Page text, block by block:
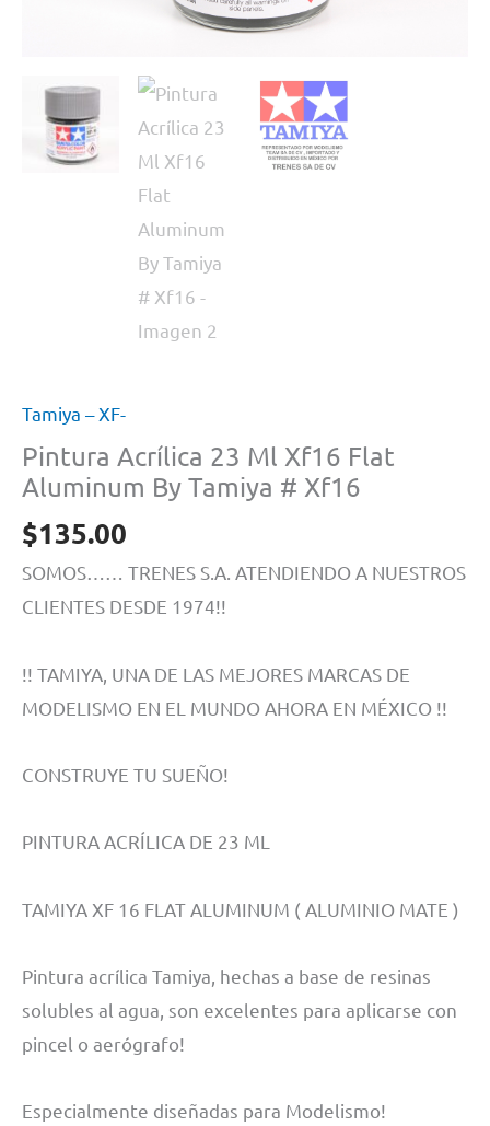
Tamiya – XF-
Pintura Acrílica 23 Ml Xf16 Flat
Aluminum By Tamiya # Xf16
$135.00
SOMOS…… TRENES S.A. ATENDIENDO A NUESTROS
CLIENTES DESDE 1974!!
!! TAMIYA, UNA DE LAS MEJORES MARCAS DE
MODELISMO EN EL MUNDO AHORA EN MÉXICO !!
CONSTRUYE TU SUEÑO!
PINTURA ACRÍLICA DE 23 ML
TAMIYA XF 16 FLAT ALUMINUM ( ALUMINIO MATE )
Pintura acrílica Tamiya, hechas a base de resinas
solubles al agua, son excelentes para aplicarse con
pincel o aerógrafo!
Especialmente diseñadas para Modelismo!